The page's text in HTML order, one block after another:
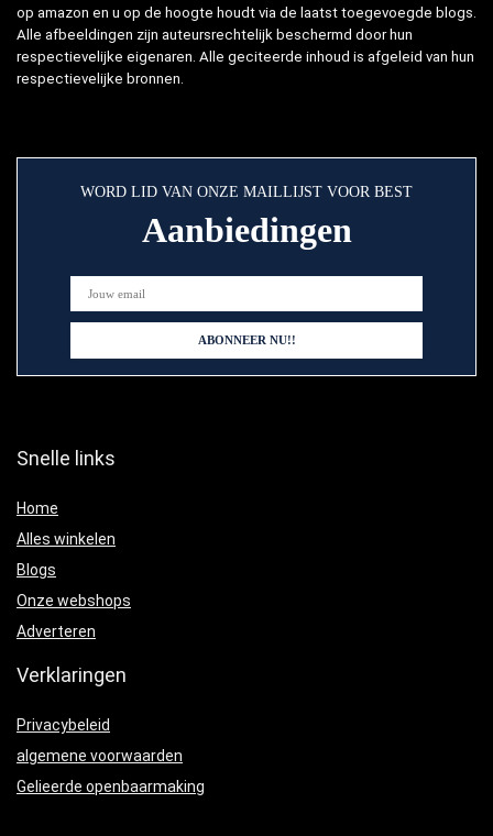
op amazon en u op de hoogte houdt via de laatst toegevoegde blogs.
Alle afbeeldingen zijn auteursrechtelijk beschermd door hun
respectievelijke eigenaren. Alle geciteerde inhoud is afgeleid van hun
respectievelijke bronnen.
WORD LID VAN ONZE MAILLIJST VOOR BEST
Aanbiedingen
Snelle links
Home
Alles winkelen
Blogs
Onze webshops
Adverteren
Verklaringen
Privacybeleid
algemene voorwaarden
Gelieerde openbaarmaking